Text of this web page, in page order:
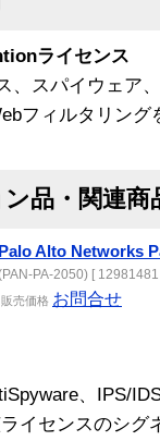
ライセンス
、スパイウェア
フィルタリン
品・関連商
Palo Alto Networks
PA-2050) [
販売価格 お問合せ
、IPS/
イセンスのシグ